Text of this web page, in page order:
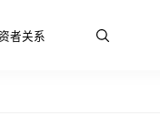
者关系